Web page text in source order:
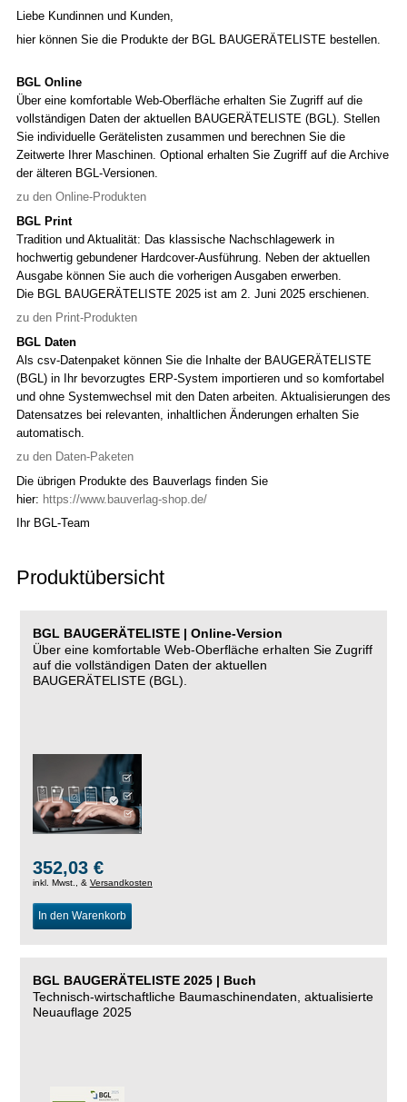
Liebe Kundinnen und Kunden,
hier können Sie die Produkte der BGL BAUGERÄTELISTE bestellen.
BGL Online
Über eine komfortable Web-Oberfläche erhalten Sie Zugriff auf die
vollständigen Daten der aktuellen BAUGERÄTELISTE (BGL). Stellen
Sie individuelle Gerätelisten zusammen und berechnen Sie die
Zeitwerte Ihrer Maschinen. Optional erhalten Sie Zugriff auf die Archive
der älteren BGL-Versionen.
zu den Online-Produkten
BGL Print
Tradition und Aktualität: Das klassische Nachschlagewerk in
hochwertig gebundener Hardcover-Ausführung. Neben der aktuellen
Ausgabe können Sie auch die vorherigen Ausgaben erwerben.
Die BGL BAUGERÄTELISTE 2025 ist am 2. Juni 2025 erschienen.
zu den Print-Produkten
BGL Daten
Als csv-Datenpaket können Sie die Inhalte der BAUGERÄTELISTE
(BGL) in Ihr bevorzugtes ERP-System importieren und so komfortabel
und ohne Systemwechsel mit den Daten arbeiten. Aktualisierungen des
Datensatzes bei relevanten, inhaltlichen Änderungen erhalten Sie
automatisch.
zu den Daten-Paketen
Die übrigen Produkte des Bauverlags finden Sie
hier: https://www.bauverlag-shop.de/
Ihr BGL-Team
Produktübersicht
BGL BAUGERÄTELISTE | Online-Version
Über eine komfortable Web-Oberfläche erhalten Sie Zugriff
auf die vollständigen Daten der aktuellen
BAUGERÄTELISTE (BGL).
352,03 €
inkl. Mwst., & Versandkosten
In den Warenkorb
BGL BAUGERÄTELISTE 2025 | Buch
Technisch-wirtschaftliche Baumaschinendaten, aktualisierte
Neuauflage 2025